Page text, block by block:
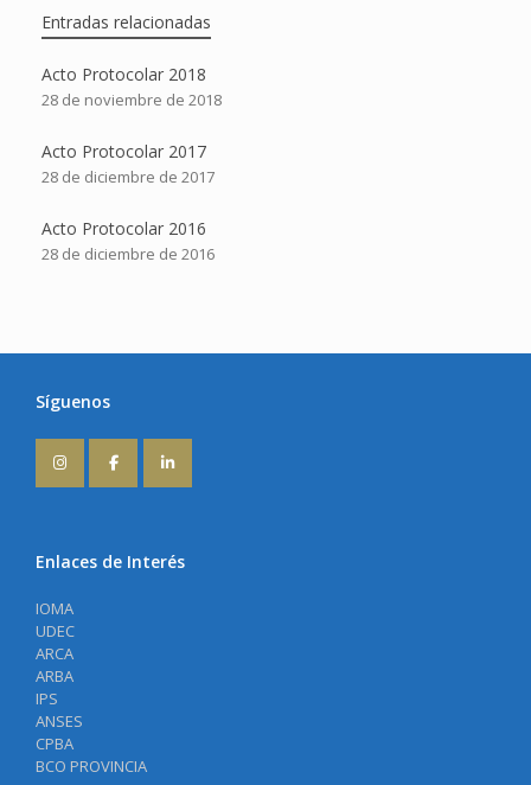
Entradas relacionadas
Acto Protocolar 2018
28 de noviembre de 2018
Acto Protocolar 2017
28 de diciembre de 2017
Acto Protocolar 2016
28 de diciembre de 2016
Síguenos
Enlaces de Interés
IOMA
UDEC
ARCA
ARBA
IPS
ANSES
CPBA
BCO PROVINCIA